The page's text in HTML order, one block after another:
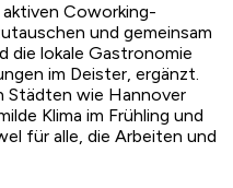
Coworking-
und gemeinsam
die lokale Gastronomie
im Deister, ergänzt.
Städten wie Hannover
Klima im Frühling und
für alle, die Arbeiten und